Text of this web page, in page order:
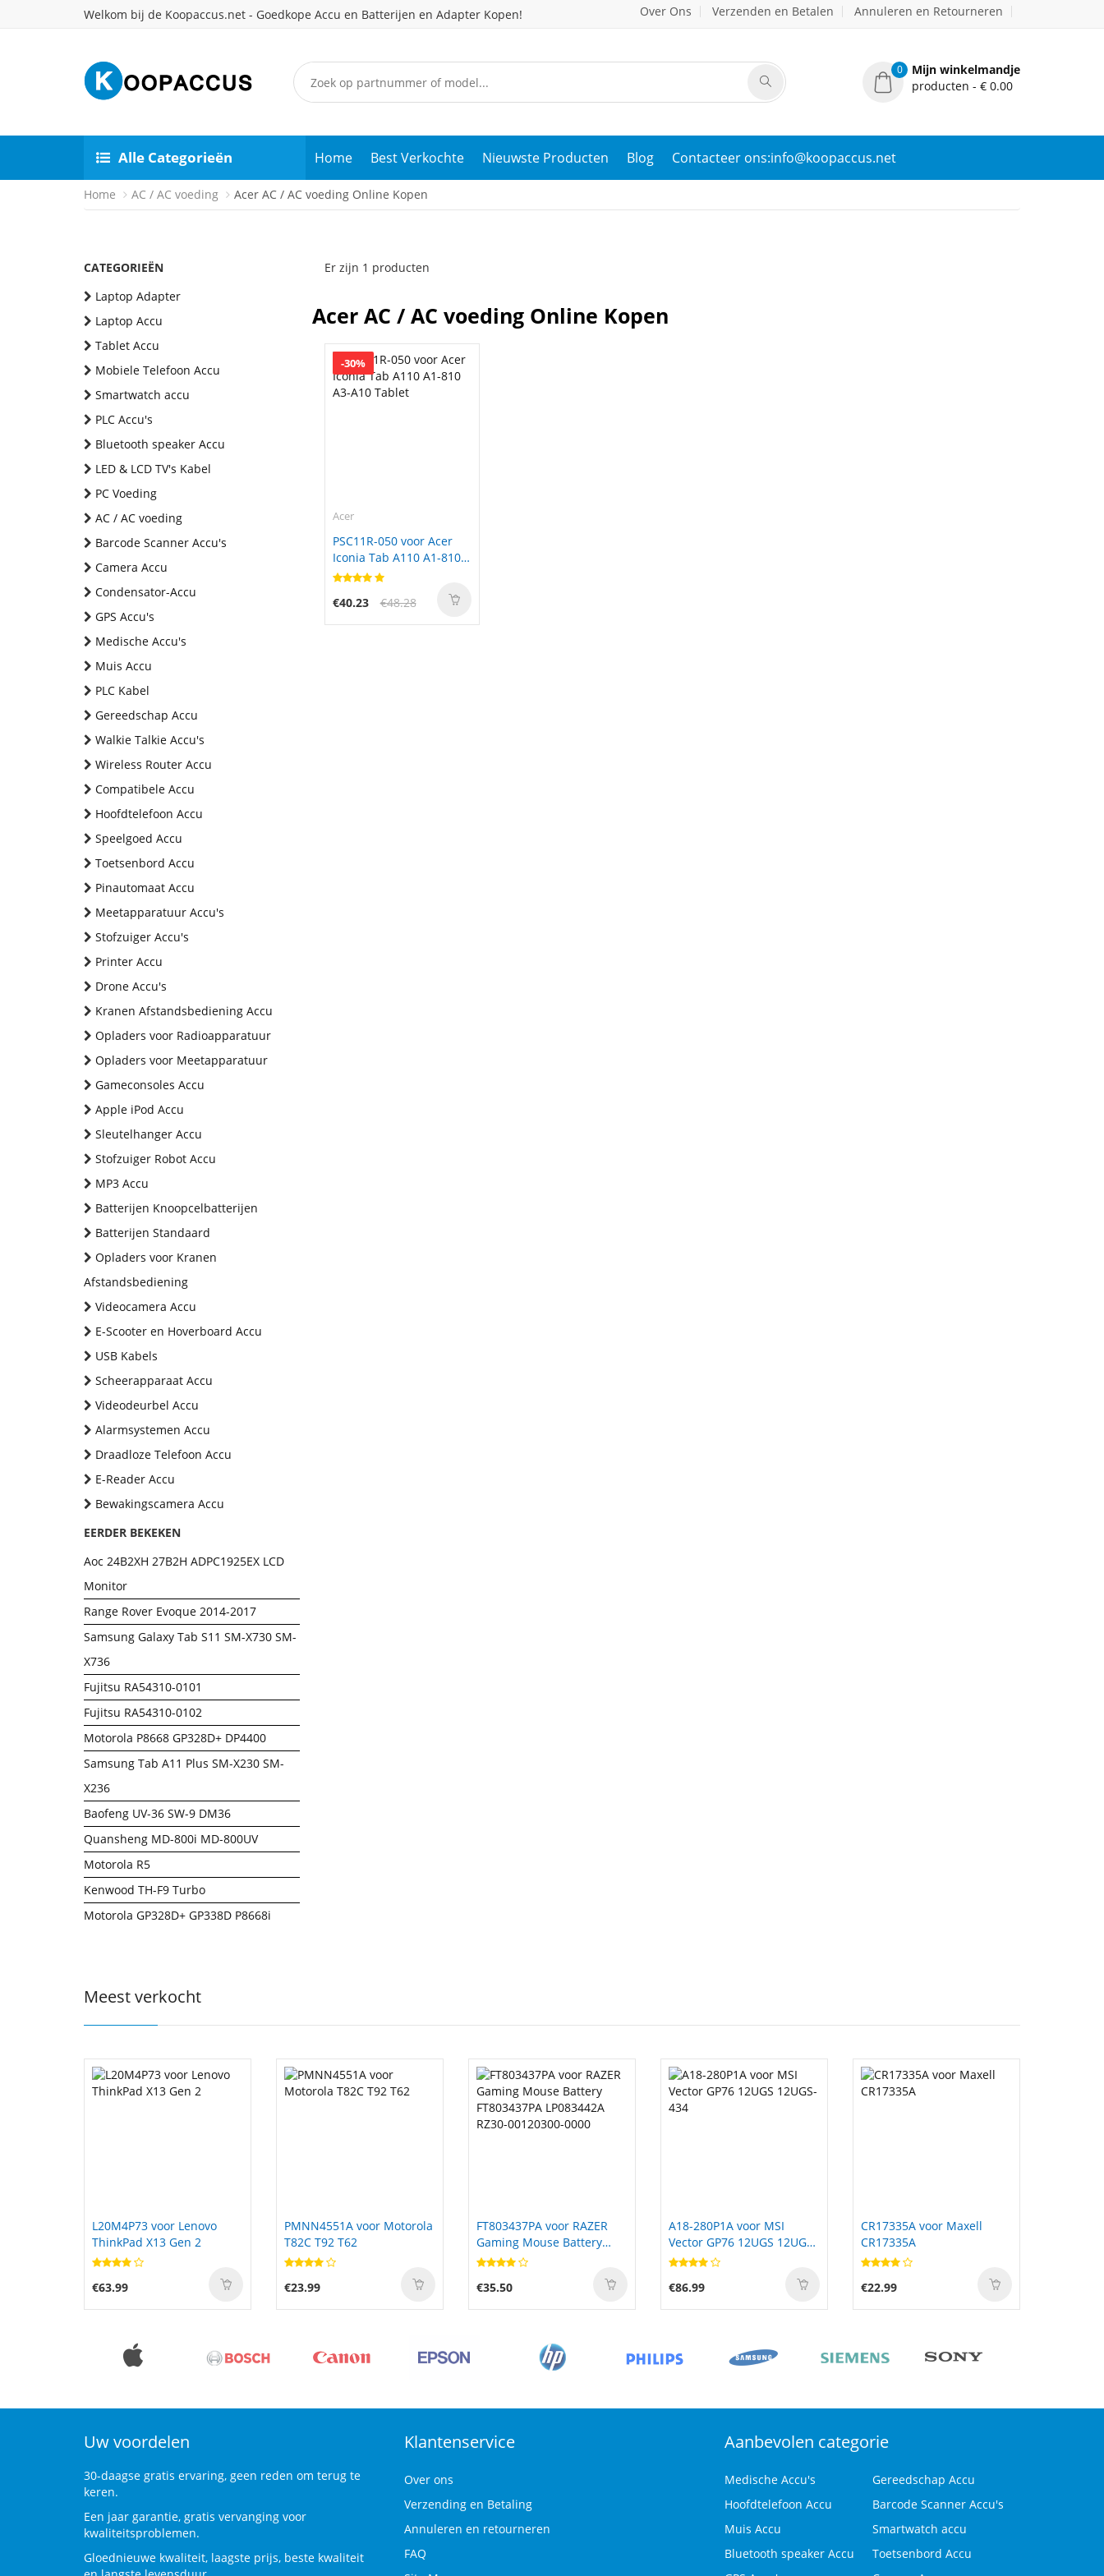
Welkom bij de Koopaccus.net - Goedkope Accu en Batterijen en Adapter Kopen! Over Ons Verzenden en Betalen Annuleren en Retourneren
0
Mijn winkelmandje
producten - € 0.00
Alle Categorieën Home Best Verkochte Nieuwste Producten Blog Contacteer ons:info@koopaccus.net
Home AC / AC voeding Acer AC / AC voeding Online Kopen
CATEGORIEËN
Laptop Adapter
Laptop Accu
Tablet Accu
Mobiele Telefoon Accu
Smartwatch accu
PLC Accu's
Bluetooth speaker Accu
LED & LCD TV's Kabel
PC Voeding
AC / AC voeding
Barcode Scanner Accu's
Camera Accu
Condensator-Accu
GPS Accu's
Medische Accu's
Muis Accu
PLC Kabel
Gereedschap Accu
Walkie Talkie Accu's
Wireless Router Accu
Compatibele Accu
Hoofdtelefoon Accu
Speelgoed Accu
Toetsenbord Accu
Pinautomaat Accu
Meetapparatuur Accu's
Stofzuiger Accu's
Printer Accu
Drone Accu's
Kranen Afstandsbediening Accu
Opladers voor Radioapparatuur
Opladers voor Meetapparatuur
Gameconsoles Accu
Apple iPod Accu
Sleutelhanger Accu
Stofzuiger Robot Accu
MP3 Accu
Batterijen Knoopcelbatterijen
Batterijen Standaard
Opladers voor Kranen
Afstandsbediening
Videocamera Accu
E-Scooter en Hoverboard Accu
USB Kabels
Scheerapparaat Accu
Videodeurbel Accu
Alarmsystemen Accu
Draadloze Telefoon Accu
E-Reader Accu
Bewakingscamera Accu
EERDER BEKEKEN
Aoc 24B2XH 27B2H ADPC1925EX LCD
Monitor
Range Rover Evoque 2014-2017
Samsung Galaxy Tab S11 SM-X730 SM-
X736
Fujitsu RA54310-0101
Fujitsu RA54310-0102
Motorola P8668 GP328D+ DP4400
Samsung Tab A11 Plus SM-X230 SM-
X236
Baofeng UV-36 SW-9 DM36
Quansheng MD-800i MD-800UV
Motorola R5
Kenwood TH-F9 Turbo
Motorola GP328D+ GP338D P8668i
Er zijn 1 producten
Acer AC / AC voeding Online Kopen
-30%
Acer
PSC11R-050 voor Acer
Iconia Tab A110 A1-810
A3-A10 Tablet
€40.23
€48.28
Meest verkocht
PMNN4551A voor Motorola
T82C T92 T62
€23.99
FT803437PA voor RAZER
Gaming Mouse Battery
FT803437PA LP083442A
€35.50
A18-280P1A voor MSI
Vector GP76 12UGS 12UGS-
434
€86.99
CR17335A voor Maxell
CR17335A
€22.99
K10 voor Xiaomi Handheld
Vacuum K10
€50.99
Uw voordelen
30-daagse gratis ervaring, geen reden om terug te
keren.
Een jaar garantie, gratis vervanging voor
kwaliteitsproblemen.
Gloednieuwe kwaliteit, laagste prijs, beste kwaliteit
Klantenservice
Over ons
Verzending en Betaling
Annuleren en retourneren
FAQ
Aanbevolen categorie
Medische Accu's
Gereedschap Accu
Hoofdtelefoon Accu
Barcode Scanner Accu's
Muis Accu
Smartwatch accu
Bluetooth speaker Accu
Toetsenbord Accu